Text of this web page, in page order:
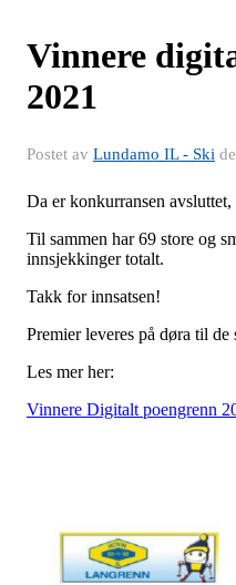
Vinnere
2021
Postet av Lundamo IL - Ski
Da er konkurransen
Til sammen har 69 store og
innsjekkinger totalt.
Takk for innsatsen!
Premier leveres på døra til de
Les mer her:
Vinnere Digitalt poengrenn